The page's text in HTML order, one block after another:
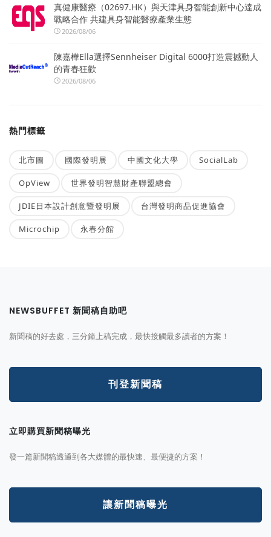
真健康醫療（02697.HK）與天津具身智能創新中心達成
戰略合作 共建具身智能醫療產業生態
2026/08/06
陳嘉樺Ella選擇Sennheiser Digital 6000打造震撼動人
的青春狂歡
2026/08/06
熱門標籤
北市圖 國際發明展 中國文化大學 SocialLab
OpView 世界發明智慧財產聯盟總會
JDIE日本設計創意暨發明展 台灣發明商品促進協會
Microchip 永春分館
NEWSBUFFET 新聞稿自助吧
新聞稿的好去處，三分鐘上稿完成，最快接觸最多讀者的方案！
刊登新聞稿
立即購買新聞稿曝光
發一篇新聞稿透通到各大媒體的最快速、最便捷的方案！
讓新聞稿曝光